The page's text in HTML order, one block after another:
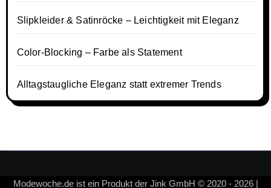
Slipkleider & Satinröcke – Leichtigkeit mit Eleganz
Color-Blocking – Farbe als Statement
Alltagstaugliche Eleganz statt extremer Trends
Modewoche.de ist ein Produkt der Jink GmbH © 2020 - 2026 |